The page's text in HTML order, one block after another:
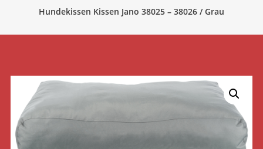
Hundekissen Kissen Jano 38025 – 38026 / Grau